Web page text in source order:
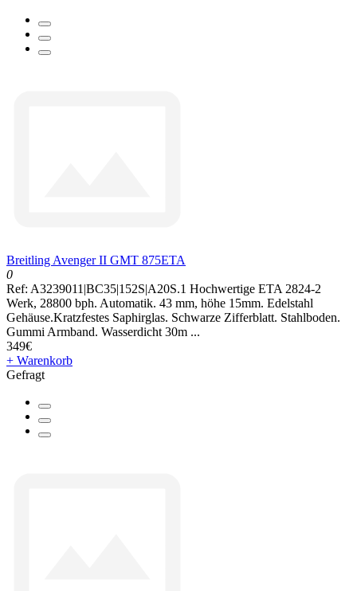
Breitling Avenger II GMT 875ETA
0
Ref: A3239011|BC35|152S|A20S.1 Hochwertige ETA 2824-2
Werk, 28800 bph. Automatik. 43 mm, höhe 15mm. Edelstahl
Gehäuse.Kratzfestes Saphirglas. Schwarze Zifferblatt. Stahlboden.
Gummi Armband. Wasserdicht 30m ...
349€
+ Warenkorb
Gefragt